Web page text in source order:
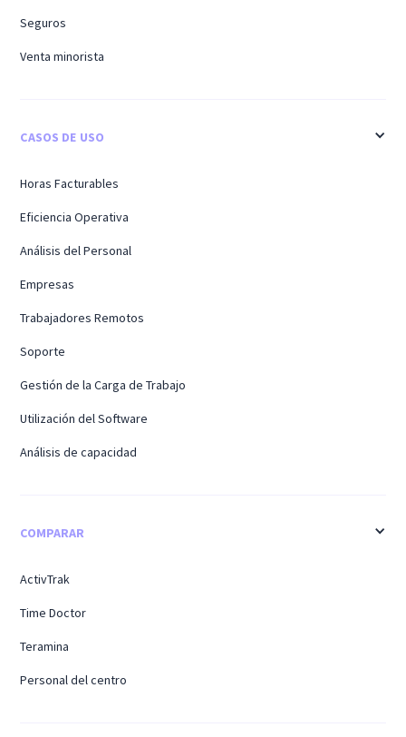
Seguros
Venta minorista
CASOS DE USO
Horas Facturables
Eficiencia Operativa
Análisis del Personal
Empresas
Trabajadores Remotos
Soporte
Gestión de la Carga de Trabajo
Utilización del Software
Análisis de capacidad
COMPARAR
ActivTrak
Time Doctor
Teramina
Personal del centro